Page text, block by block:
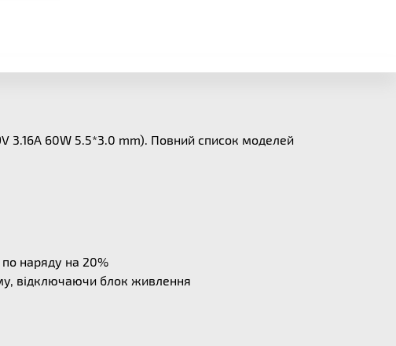
3.16A 60W 5.5*3.0 mm). Повний список моделей
наряду на 20%
відключаючи блок живлення